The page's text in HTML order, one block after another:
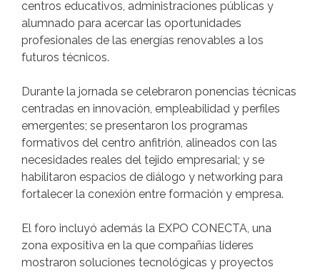
centros educativos, administraciones públicas y
alumnado para acercar las oportunidades
profesionales de las energías renovables a los
futuros técnicos.
Durante la jornada se celebraron ponencias técnicas
centradas en innovación, empleabilidad y perfiles
emergentes; se presentaron los programas
formativos del centro anfitrión, alineados con las
necesidades reales del tejido empresarial; y se
habilitaron espacios de diálogo y networking para
fortalecer la conexión entre formación y empresa.
El foro incluyó además la EXPO CONECTA, una
zona expositiva en la que compañías líderes
mostraron soluciones tecnológicas y proyectos